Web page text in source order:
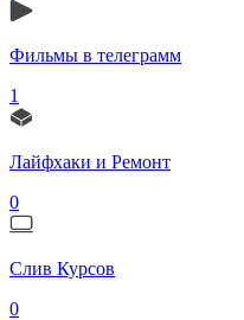
Фильмы в телеграмм
1
Лайфхаки и Ремонт
0
Слив Курсов
0